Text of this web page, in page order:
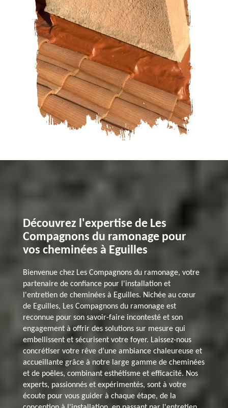
Découvrez l'expertise de Les
Compagnons du ramonage pour
vos cheminées à Eguilles
Bienvenue chez Les Compagnons du ramonage, votre
partenaire de confiance pour l'installation et
l'entretien de cheminées à Eguilles. Nichée au cœur
de Eguilles, Les Compagnons du ramonage est
reconnue pour son savoir-faire incontesté et son
engagement à offrir des solutions sur mesure qui
embellissent et sécurisent votre foyer. Laissez-nous
concrétiser votre rêve d’une ambiance chaleureuse et
accueillante grâce à notre large gamme de cheminées
et de poêles, combinant esthétisme et efficacité. Nos
experts, passionnés et expérimentés, sont à votre
écoute pour vous guider à chaque étape, de la